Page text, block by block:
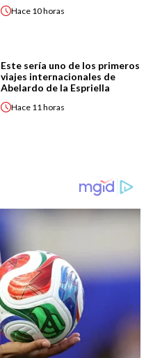
Hace 10 horas
Este sería uno de los primeros
viajes internacionales de
Abelardo de la Espriella
Hace 11 horas